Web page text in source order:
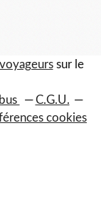
sur le
C.G.U.
cookies